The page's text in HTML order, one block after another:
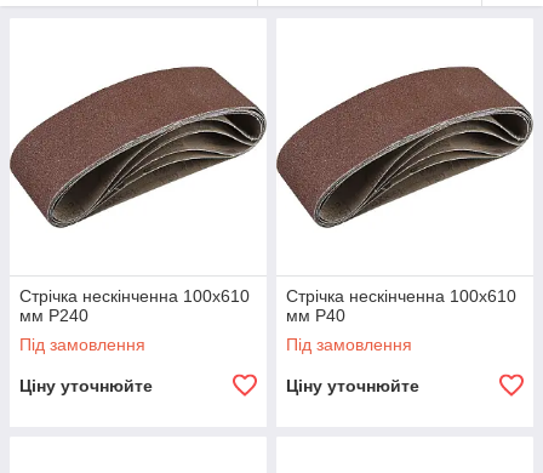
абразивних зерен має різні характеристики твердості і по-
різному поводиться в процесі роботи.
Стрічка нескінченна 100х610
мм P240
Під замовлення
Ціну уточнюйте
Стрічка нескінченна 100х610
мм P40
Під замовлення
Ціну уточнюйте